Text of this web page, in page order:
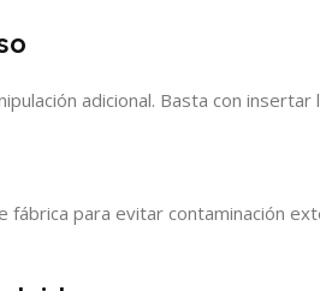
adicional. Basta con
fábrica para evitar contaminación